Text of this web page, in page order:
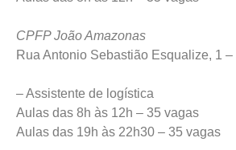
CPFP João Amazonas
Rua Antonio Sebastião Esqualize, 1
– Assistente de logística
Aulas das 8h às 12h – 35 vagas
Aulas das 19h às 22h30 – 35 vagas